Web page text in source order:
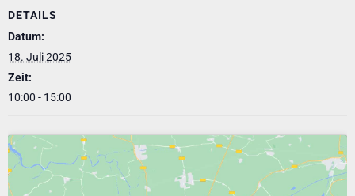
DETAILS
Datum:
18. Juli 2025
Zeit:
10:00 - 15:00